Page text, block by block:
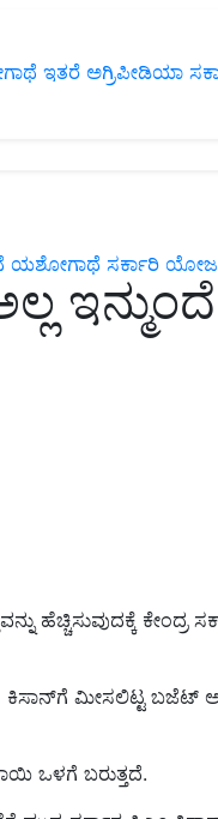
ಇತರೆ ಅಗ್ರಿಪೀಡಿಯಾ
ಯಶೋಗಾಥೆ ಸರ್ಕಾರಿ
ಕೇಂದ್ರ
ಕಿಸಾನ್‌ಗೆ ಮೀಸಲಿಟ್ಟ ಬಜೆಟ್
ಒಳಗೆ ಬರುತ್ತದೆ.